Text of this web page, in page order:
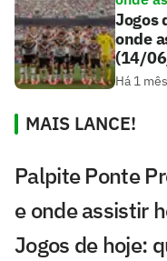
Jogos
onde
(14/
Há 1 mês
MAIS LANCE!
Palpite Ponte
e onde assistir
Jogos de hoje: